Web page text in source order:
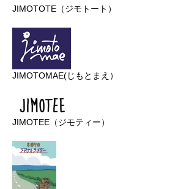
JIMOTOTE（ジモトート）
JIMOTOMAE(じもとまえ）
JIMOTEE（ジモティー）